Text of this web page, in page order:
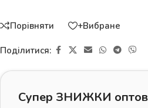
Порівняти +Вибране
Поділитися:
Супер ЗНИЖКИ